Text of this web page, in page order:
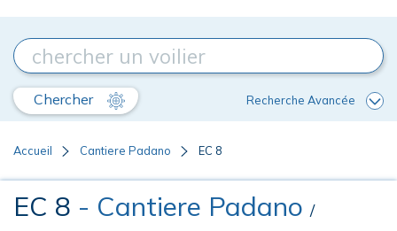
Chercher Recherche Avancée
Accueil Cantiere Padano EC 8
EC 8 - Cantiere Padano /